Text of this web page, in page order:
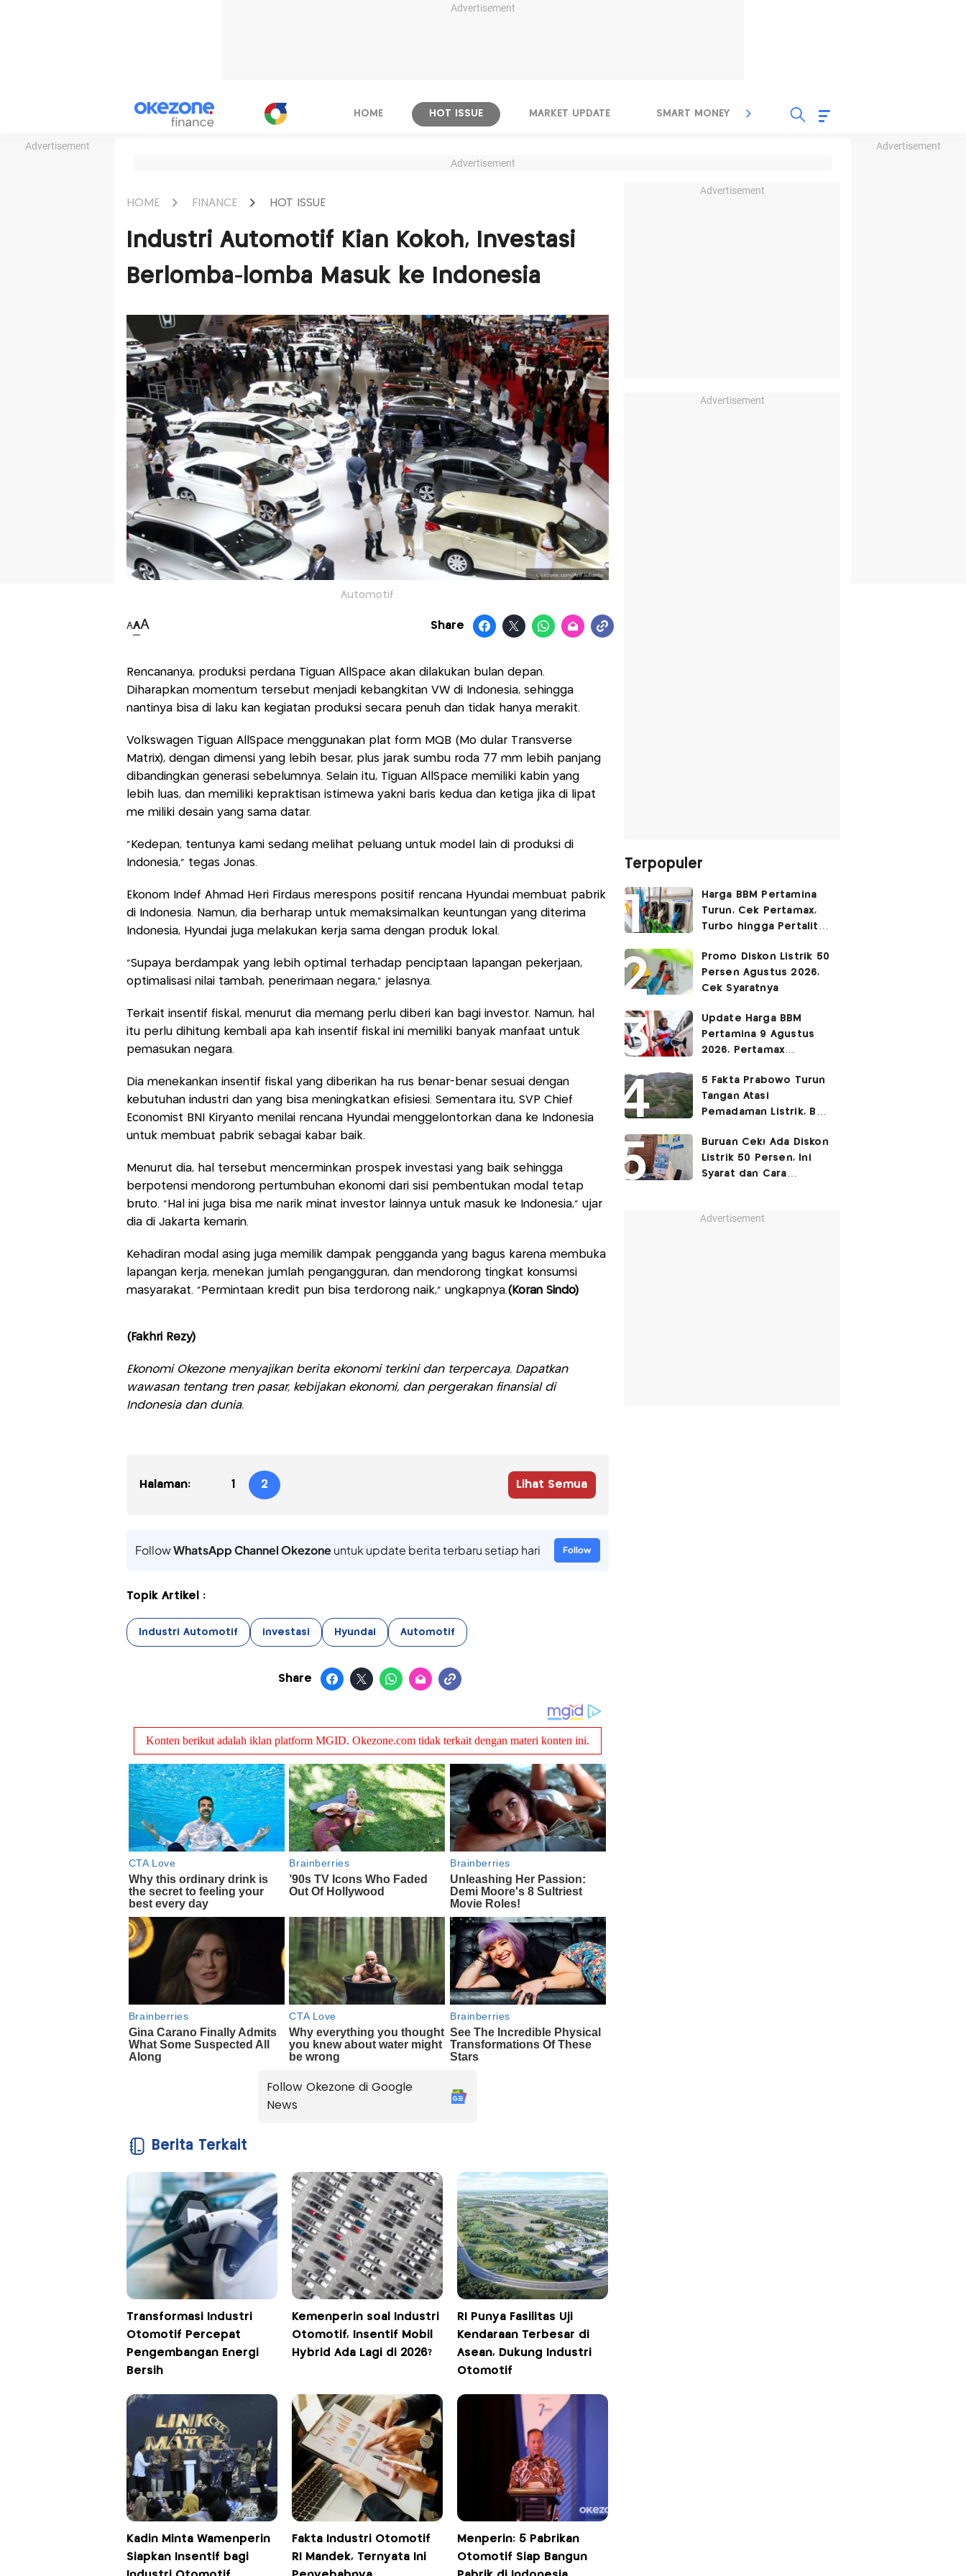
Advertisement
Advertisement Advertisement
HOME HOT ISSUE MARKET UPDATE SMART MONEY INSPIRASI BISNIS
Advertisement
HOME FINANCE HOT ISSUE
Industri Automotif Kian Kokoh, Investasi
Berlomba-lomba Masuk ke Indonesia
Automotif
AAA Share
Rencananya, produksi perdana Tiguan AllSpace akan dilakukan bulan depan.
Diharapkan momentum tersebut menjadi kebangkitan VW di Indonesia, sehingga
nantinya bisa di laku kan kegiatan produksi secara penuh dan tidak hanya merakit.
Volkswagen Tiguan AllSpace menggunakan plat form MQB (Mo dular Transverse
Matrix), dengan dimensi yang lebih besar, plus jarak sumbu roda 77 mm lebih panjang
dibandingkan generasi sebelumnya. Selain itu, Tiguan AllSpace memiliki kabin yang
lebih luas, dan memiliki kepraktisan istimewa yakni baris kedua dan ketiga jika di lipat
me miliki desain yang sama datar.
“Kedepan, tentunya kami sedang melihat peluang untuk model lain di produksi di
Indonesia,” tegas Jonas.
Ekonom Indef Ahmad Heri Firdaus merespons positif rencana Hyundai membuat pabrik
di Indonesia. Namun, dia berharap untuk memaksimalkan keuntungan yang diterima
Indonesia, Hyundai juga melakukan kerja sama dengan produk lokal.
“Supaya berdampak yang lebih optimal terhadap penciptaan lapangan pekerjaan,
optimalisasi nilai tambah, penerimaan negara,” jelasnya.
Terkait insentif fiskal, menurut dia memang perlu diberi kan bagi investor. Namun, hal
itu perlu dihitung kembali apa kah insentif fiskal ini memiliki banyak manfaat untuk
pemasukan negara.
Dia menekankan insentif fiskal yang diberikan ha rus benar-benar sesuai dengan
kebutuhan industri dan yang bisa meningkatkan efisiesi. Sementara itu, SVP Chief
Economist BNI Kiryanto menilai rencana Hyundai menggelontorkan dana ke Indonesia
untuk membuat pabrik sebagai kabar baik.
Menurut dia, hal tersebut mencerminkan prospek investasi yang baik sehingga
berpotensi mendorong pertumbuhan ekonomi dari sisi pembentukan modal tetap
bruto. “Hal ini juga bisa me narik minat investor lainnya untuk masuk ke Indonesia,” ujar
dia di Jakarta kemarin.
Kehadiran modal asing juga memilik dampak pengganda yang bagus karena membuka
lapangan kerja, menekan jumlah pengangguran, dan mendorong tingkat konsumsi
masyarakat. “Permintaan kredit pun bisa terdorong naik,” ungkapnya.(Koran Sindo)
(Fakhri Rezy)
Ekonomi Okezone menyajikan berita ekonomi terkini dan terpercaya. Dapatkan
wawasan tentang tren pasar, kebijakan ekonomi, dan pergerakan finansial di
Indonesia dan dunia.
Halaman: 1 2 Lihat Semua
FollowWhatsApp Channel Okezoneuntuk update berita terbaru setiap hari Follow
Topik Artikel :
Industri Automotif investasi Hyundai Automotif
Share
Follow Okezone di Google
News
Berita Terkait
Transformasi Industri
Otomotif Percepat
Pengembangan Energi
Bersih
Kemenperin soal Industri
Otomotif, Insentif Mobil
Hybrid Ada Lagi di 2026?
RI Punya Fasilitas Uji
Kendaraan Terbesar di
Asean, Dukung Industri
Otomotif
Kadin Minta Wamenperin
Siapkan Insentif bagi
Fakta Industri Otomotif
RI Mandek, Ternyata Ini
Menperin: 5 Pabrikan
Otomotif Siap Bangun
Advertisement
Advertisement
Terpopuler
Harga BBM Pertamina
Turun, Cek Pertamax,
Turbo hingga Pertalite
Promo Diskon Listrik 50
Persen Agustus 2026,
Cek Syaratnya
Update Harga BBM
Pertamina 9 Agustus
2026, Pertamax
5 Fakta Prabowo Turun
Tangan Atasi
Pemadaman Listrik, BBM
Buruan Cek! Ada Diskon
Listrik 50 Persen, Ini
Syarat dan Cara
Advertisement